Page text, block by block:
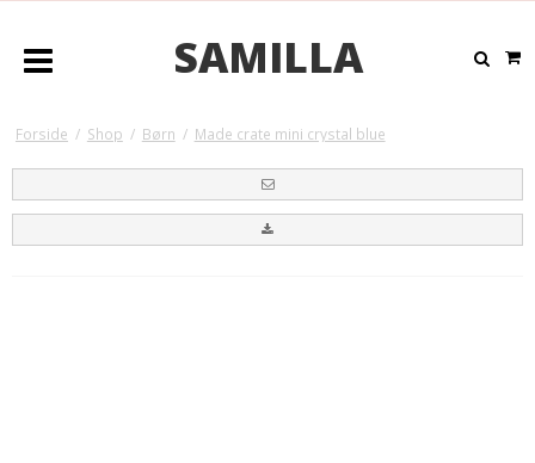
SAMILLA
Forside / Shop / Børn / Made crate mini crystal blue